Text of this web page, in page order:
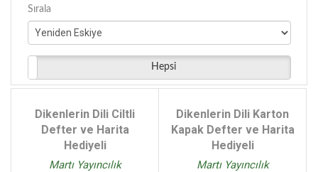
Maviçatı Yayınları - (166)
Maksim Gorki - (89)
Nikolay Vasilyeviç Gogol - (42)
Philip K. Dick - (12)
Stephen King - (69)
Tess Gerritsen - (39)
Sırala
Hepsi
Dikenlerin Dili Ciltli
Defter ve Harita
Hediyeli
Martı Yayıncılık
Dikenlerin Dili Karton
Kapak Defter ve Harita
Hediyeli
Martı Yayıncılık